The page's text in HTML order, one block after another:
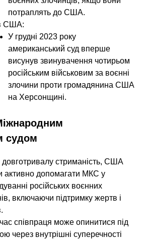
потраплять до США.
США:
У грудні 2023 року
американський суд вперше
висунув звинувачення чотирьом
російським військовим за воєнні
злочини проти громадянина США
на Херсонщині.
судом
стриманість, США
активно допомагати МКС у
російських воєнних
включаючи підтримку жертв і
співпраця може опинитися під
через внутрішні суперечності